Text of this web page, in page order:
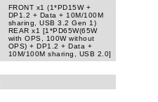
FRONT x1 (1*PD15W +
DP1.2 + Data + 10M/100M
sharing, USB 3.2 Gen 1)
REAR x1 [1*PD65W(65W
with OPS, 100W without
OPS) + DP1.2 + Data +
10M/100M sharing, USB 2.0]